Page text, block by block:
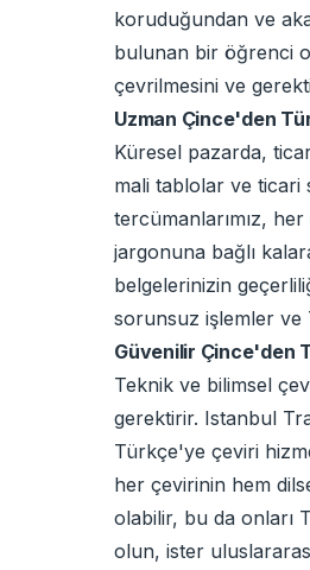
koruduğundan ve
bulunan bir öğrenci
çevrilmesini ve
Uzman Çince'den
Küresel pazarda,
mali tablolar ve ticari
tercümanlarımız,
jargonuna bağlı
belgelerinizin
sorunsuz işlemler ve
Güvenilir Çince'den
Teknik ve bilimsel
gerektirir. Istanbul
Türkçe'ye çeviri
her çevirinin hem
olabilir, bu da onları
olun, ister